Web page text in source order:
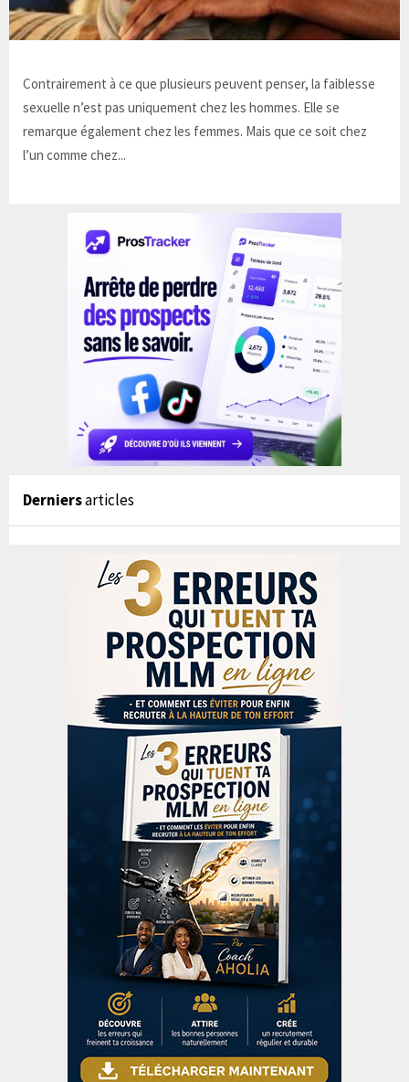
Contrairement à ce que plusieurs peuvent penser, la faiblesse
sexuelle n’est pas uniquement chez les hommes. Elle se
remarque également chez les femmes. Mais que ce soit chez
l’un comme chez...
Derniersarticles